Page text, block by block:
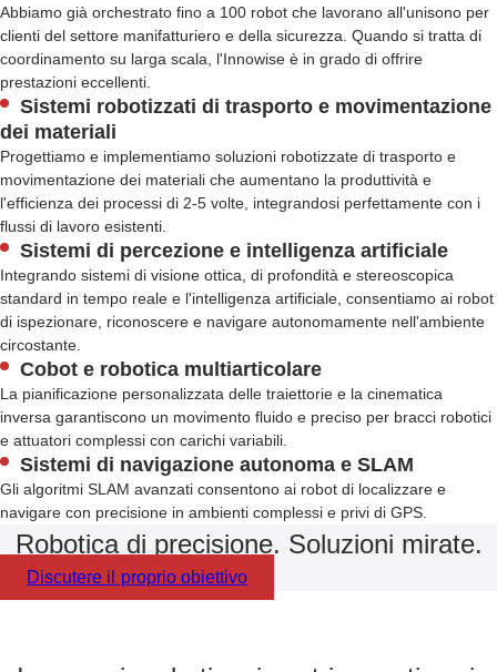
Abbiamo già orchestrato fino a 100 robot che lavorano all'unisono per
clienti del settore manifatturiero e della sicurezza. Quando si tratta di
coordinamento su larga scala, l'Innowise è in grado di offrire
prestazioni eccellenti.
Sistemi robotizzati di trasporto e movimentazione
dei materiali
Progettiamo e implementiamo soluzioni robotizzate di trasporto e
movimentazione dei materiali che aumentano la produttività e
l'efficienza dei processi di 2-5 volte, integrandosi perfettamente con i
flussi di lavoro esistenti.
Sistemi di percezione e intelligenza artificiale
Integrando sistemi di visione ottica, di profondità e stereoscopica
standard in tempo reale e l'intelligenza artificiale, consentiamo ai robot
di ispezionare, riconoscere e navigare autonomamente nell'ambiente
circostante.
Cobot e robotica multiarticolare
La pianificazione personalizzata delle traiettorie e la cinematica
inversa garantiscono un movimento fluido e preciso per bracci robotici
e attuatori complessi con carichi variabili.
Sistemi di navigazione autonoma e SLAM
Gli algoritmi SLAM avanzati consentono ai robot di localizzare e
navigare con precisione in ambienti complessi e privi di GPS.
Robotica di precisione. Soluzioni mirate.
Discutere il proprio obiettivo